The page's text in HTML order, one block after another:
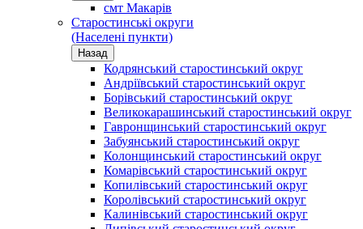
смт Макарів
Старостинські округи
(Населені пункти)
Назад
Кодрянський старостинський округ
Андріївський старостинський округ
Борівський старостинський округ
Великокарашинський старостинський округ
Гавронщинський старостинський округ
Забуянський старостинський округ
Колонщинський старостинський округ
Комарівський старостинський округ
Копилівський старостинський округ
Королівський старостинський округ
Калинівський старостинський округ